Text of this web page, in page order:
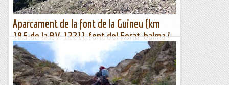
Aparcament de la font de la Guineu (km
18,5 de la BV-1221), font del Forat, balma i
Roques de la Coca, el Montcau, Coll d'Eres i
font de la Guineu
Aparcament de la font de la Guineu, font del Forat, roques